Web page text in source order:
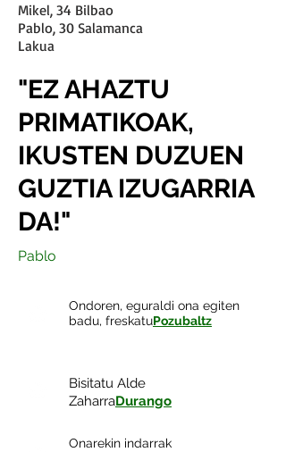
Mikel, 34 Bilbao
Pablo, 30 Salamanca
Lakua
"EZ AHAZTU
PRIMATIKOAK,
IKUSTEN DUZUEN
GUZTIA IZUGARRIA
DA!"
Pablo
Ondoren, eguraldi ona egiten
badu, freskatuPozubaltz
Bisitatu Alde
ZaharraDurango
Onarekin indarrak